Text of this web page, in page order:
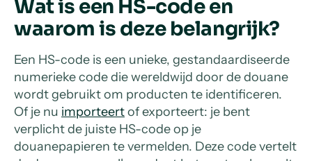
Wat is een HS-code en
waarom is deze belangrijk?
Een HS-code is een unieke, gestandaardiseerde
numerieke code die wereldwijd door de douane
wordt gebruikt om producten te identificeren.
Of je nu importeertof exporteert: je bent
verplicht de juiste HS-code op je
douanepapieren te vermelden. Deze code vertelt